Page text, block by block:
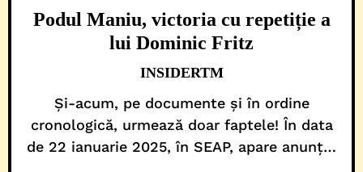
Podul Maniu, victoria cu repetiție a
lui Dominic Fritz
INSIDERTM
Și-acum, pe documente și în ordine
cronologică, urmează doar faptele! În data
de 22 ianuarie 2025, în SEAP, apare anunțul
de participare (CN1077225) pentru „Execuție